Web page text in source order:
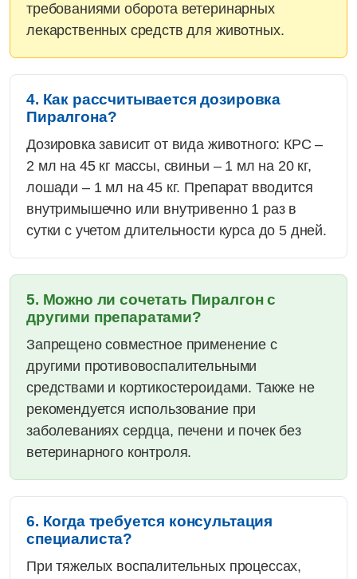
требованиями оборота ветеринарных
лекарственных средств для животных.
4. Как рассчитывается дозировка
Пиралгона?
Дозировка зависит от вида животного: КРС –
2 мл на 45 кг массы, свиньи – 1 мл на 20 кг,
лошади – 1 мл на 45 кг. Препарат вводится
внутримышечно или внутривенно 1 раз в
сутки с учетом длительности курса до 5 дней.
5. Можно ли сочетать Пиралгон с
другими препаратами?
Запрещено совместное применение с
другими противовоспалительными
средствами и кортикостероидами. Также не
рекомендуется использование при
заболеваниях сердца, печени и почек без
ветеринарного контроля.
6. Когда требуется консультация
специалиста?
При тяжелых воспалительных процессах,